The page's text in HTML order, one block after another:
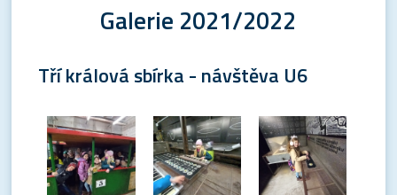
Galerie 2021/2022
Tří králová sbírka - návštěva U6